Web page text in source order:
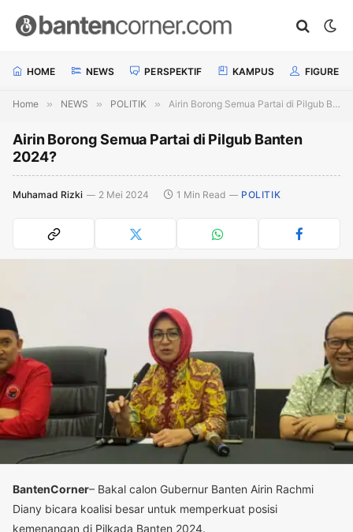
HOME NEWS PERSPEKTIF KAMPUS FIGURE
Home » NEWS » POLITIK » Airin Borong Semua Partai di Pilgub Banten 2024?
Airin Borong Semua Partai di Pilgub Banten
2024?
Muhamad Rizki 2 Mei 2024 1 Min Read POLITIK
BantenCorner– Bakal calon Gubernur Banten Airin Rachmi
Diany bicara koalisi besar untuk memperkuat posisi
kemenangan di Pilkada Banten 2024.